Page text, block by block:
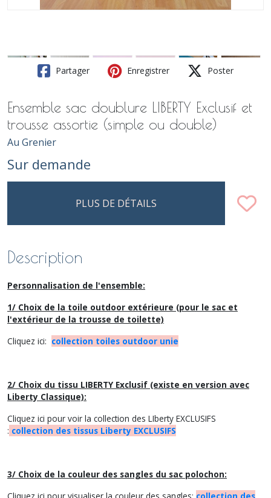
Partager Enregistrer Poster
Ensemble sac doublure LIBERTY Exclusif et
trousse assortie (simple ou double)
Au Grenier
Sur demande
PLUS DE DÉTAILS
Description
Personnalisation de l'ensemble:
1/ Choix de la toile outdoor extérieure (pour le sac et
l'extérieur de la trousse de toilette)
Cliquez ici: collection toiles outdoor unie
2/ Choix du tissu LIBERTY Exclusif (existe en version avec
Liberty Classique):
Cliquez ici pour voir la collection des LIberty EXCLUSIFS
: collection des tissus Liberty EXCLUSIFS
3/ Choix de la couleur des sangles du sac polochon:
Cliquez ici pour visualiser la couleur des sangles: collection des